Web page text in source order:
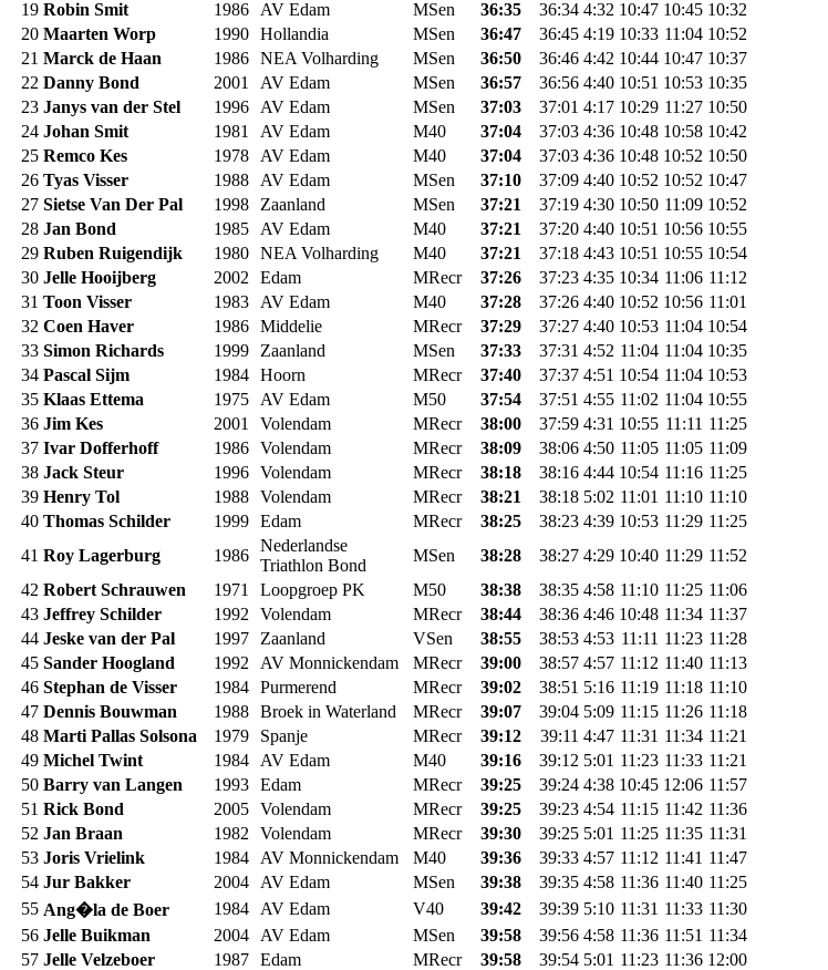
19 Robin Smit 1986 AV Edam MSen 36:35 36:34 4:32 10:47 10:45 10:32
20 Maarten Worp 1990 Hollandia MSen 36:47 36:45 4:19 10:33 11:04 10:52
21 Marck de Haan 1986 NEA Volharding MSen 36:50 36:46 4:42 10:44 10:47 10:37
22 Danny Bond 2001 AV Edam MSen 36:57 36:56 4:40 10:51 10:53 10:35
23 Janys van der Stel 1996 AV Edam MSen 37:03 37:01 4:17 10:29 11:27 10:50
24 Johan Smit 1981 AV Edam M40 37:04 37:03 4:36 10:48 10:58 10:42
25 Remco Kes 1978 AV Edam M40 37:04 37:03 4:36 10:48 10:52 10:50
26 Tyas Visser 1988 AV Edam MSen 37:10 37:09 4:40 10:52 10:52 10:47
27 Sietse Van Der Pal 1998 Zaanland MSen 37:21 37:19 4:30 10:50 11:09 10:52
28 Jan Bond 1985 AV Edam M40 37:21 37:20 4:40 10:51 10:56 10:55
29 Ruben Ruigendijk 1980 NEA Volharding M40 37:21 37:18 4:43 10:51 10:55 10:54
30 Jelle Hooijberg 2002 Edam MRecr 37:26 37:23 4:35 10:34 11:06 11:12
31 Toon Visser 1983 AV Edam M40 37:28 37:26 4:40 10:52 10:56 11:01
32 Coen Haver 1986 Middelie MRecr 37:29 37:27 4:40 10:53 11:04 10:54
33 Simon Richards 1999 Zaanland MSen 37:33 37:31 4:52 11:04 11:04 10:35
34 Pascal Sijm 1984 Hoorn MRecr 37:40 37:37 4:51 10:54 11:04 10:53
35 Klaas Ettema 1975 AV Edam M50 37:54 37:51 4:55 11:02 11:04 10:55
36 Jim Kes 2001 Volendam MRecr 38:00 37:59 4:31 10:55 11:11 11:25
37 Ivar Dofferhoff 1986 Volendam MRecr 38:09 38:06 4:50 11:05 11:05 11:09
38 Jack Steur 1996 Volendam MRecr 38:18 38:16 4:44 10:54 11:16 11:25
39 Henry Tol 1988 Volendam MRecr 38:21 38:18 5:02 11:01 11:10 11:10
40 Thomas Schilder 1999 Edam MRecr 38:25 38:23 4:39 10:53 11:29 11:25
41 Roy Lagerburg 1986
Nederlandse
Triathlon Bond
MSen 38:28 38:27 4:29 10:40 11:29 11:52
42 Robert Schrauwen 1971 Loopgroep PK M50 38:38 38:35 4:58 11:10 11:25 11:06
43 Jeffrey Schilder 1992 Volendam MRecr 38:44 38:36 4:46 10:48 11:34 11:37
44 Jeske van der Pal 1997 Zaanland VSen 38:55 38:53 4:53 11:11 11:23 11:28
45 Sander Hoogland 1992 AV Monnickendam MRecr 39:00 38:57 4:57 11:12 11:40 11:13
46 Stephan de Visser 1984 Purmerend MRecr 39:02 38:51 5:16 11:19 11:18 11:10
47 Dennis Bouwman 1988 Broek in Waterland MRecr 39:07 39:04 5:09 11:15 11:26 11:18
48 Marti Pallas Solsona 1979 Spanje MRecr 39:12 39:11 4:47 11:31 11:34 11:21
49 Michel Twint 1984 AV Edam M40 39:16 39:12 5:01 11:23 11:33 11:21
50 Barry van Langen 1993 Edam MRecr 39:25 39:24 4:38 10:45 12:06 11:57
51 Rick Bond 2005 Volendam MRecr 39:25 39:23 4:54 11:15 11:42 11:36
52 Jan Braan 1982 Volendam MRecr 39:30 39:25 5:01 11:25 11:35 11:31
53 Joris Vrielink 1984 AV Monnickendam M40 39:36 39:33 4:57 11:12 11:41 11:47
54 Jur Bakker 2004 AV Edam MSen 39:38 39:35 4:58 11:36 11:40 11:25
55 Ang�la de Boer 1984 AV Edam V40 39:42 39:39 5:10 11:31 11:33 11:30
56 Jelle Buikman 2004 AV Edam MSen 39:58 39:56 4:58 11:36 11:51 11:34
57 Jelle Velzeboer 1987 Edam MRecr 39:58 39:54 5:01 11:23 11:36 12:00